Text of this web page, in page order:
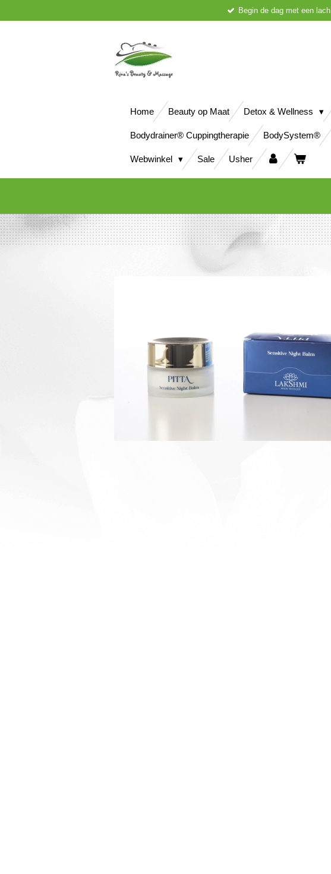
Begin de dag met een lach
Home Beauty op Maat Detox & Wellness
Bodydrainer® Cuppingtherapie BodySystem®
Webwinkel Sale Usher